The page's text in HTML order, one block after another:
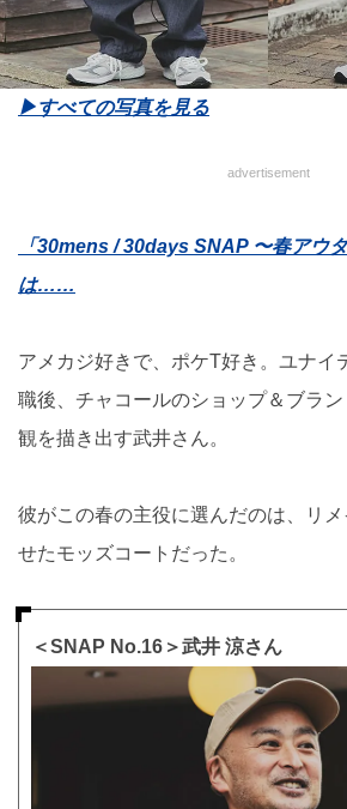
▶︎すべての写真を見る
advertisement
「30mens / 30days SNAP 〜春アウ
は……
アメカジ好きで、ポケT好き。ユナイ
職後、チャコールのショップ＆ブラ
観を描き出す武井さん。
彼がこの春の主役に選んだのは、リ
せたモッズコートだった。
＜SNAP No.16＞武井 涼さん